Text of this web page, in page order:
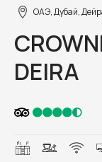
ОАЭ, Дубай,
DEIRA